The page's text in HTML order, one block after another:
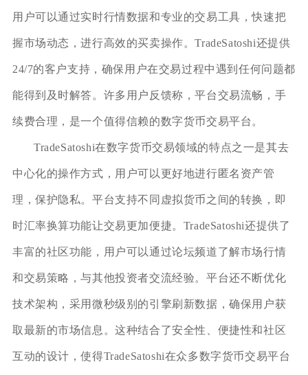
用户可以通过实时行情数据和专业的交易工具，快速把
握市场动态，进行高效的买卖操作。TradeSatoshi还提供
24/7的客户支持，确保用户在交易过程中遇到任何问题都
能得到及时解答。许多用户反馈称，平台交易流畅，手
续费合理，是一个值得信赖的数字货币交易平台。
TradeSatoshi在数字货币交易领域的特点之一是其去
中心化的操作方式，用户可以更好地进行匿名资产管
理，保护隐私。平台支持不同虚拟货币之间的转换，即
时汇率换算功能让交易更加便捷。TradeSatoshi还提供了
丰富的社区功能，用户可以通过论坛频道了解市场行情
和交易策略，与其他投资者交流经验。平台还不断优化
技术架构，采用微秒级别的引擎刷新数据，确保用户获
取最新的市场信息。这种结合了安全性、便捷性和社区
互动的设计，使得TradeSatoshi在众多数字货币交易平台